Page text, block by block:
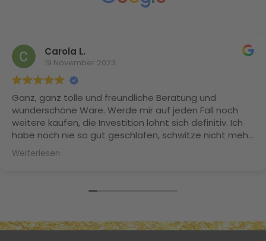
Carola L.
19 November 2023
Ganz, ganz tolle und freundliche Beratung und
wunderschöne Ware. Werde mir auf jeden Fall noch
weitere kaufen, die Investition lohnt sich definitiv. Ich
habe noch nie so gut geschlafen, schwitze nicht mehr
und meine Naturlocken sind Dank der Maulbeerseide
nicht mehr trocken und splissig. Herzlichen Dank
Weiterlesen